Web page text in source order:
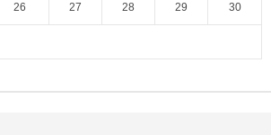
26 27 28 29 30